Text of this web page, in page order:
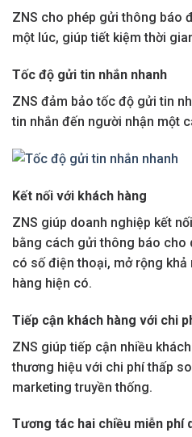
ZNS cho phép gửi thông báo
một lúc, giúp tiết kiệm thời
Tốc độ gửi tin nhắn nhanh
ZNS đảm bảo tốc độ gửi tin
tin nhắn đến người nhận một
Kết nối với khách hàng
ZNS giúp doanh nghiệp kết
bằng cách gửi thông báo cho
có số điện thoại, mở rộng khả
hàng hiện có.
Tiếp cận khách hàng với chi
ZNS giúp tiếp cận nhiều
thương hiệu với chi phí thấp
marketing truyền thống.
Tương tác hai chiều miễn phí